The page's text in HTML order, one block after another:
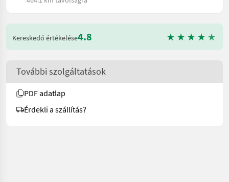
Kereskedő értékelése4.8
További szolgáltatások
PDF adatlap
Érdekli a szállítás?